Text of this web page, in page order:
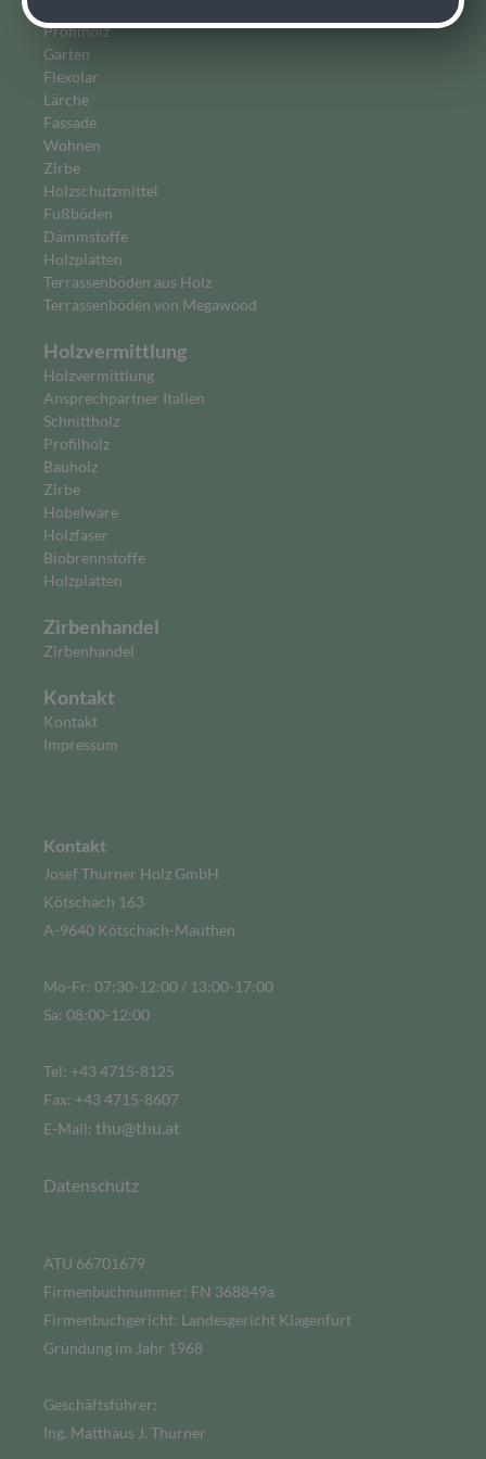
Profilholz
Garten
Flexolar
Lärche
Fassade
Wohnen
Zirbe
Holzschutzmittel
Fußböden
Dämmstoffe
Holzplatten
Terrassenböden aus Holz
Terrassenböden von Megawood
Holzvermittlung
Holzvermittlung
Ansprechpartner Italien
Schnittholz
Profilholz
Bauholz
Zirbe
Hobelware
Holzfaser
Biobrennstoffe
Holzplatten
Zirbenhandel
Zirbenhandel
Kontakt
Kontakt
Impressum
Kontakt
Josef Thurner Holz GmbH
Kötschach 163
A-9640 Kötschach-Mauthen
Mo-Fr: 07:30-12:00 / 13:00-17:00
Sa: 08:00-12:00
Tel: +43 4715-8125
Fax: +43 4715-8607
E-Mail: thu@thu.at
Datenschutz
ATU 66701679
Firmenbuchnummer: FN 368849a
Firmenbuchgericht: Landesgericht Klagenfurt
Gründung im Jahr 1968
Geschäftsführer:
Ing. Matthäus J. Thurner